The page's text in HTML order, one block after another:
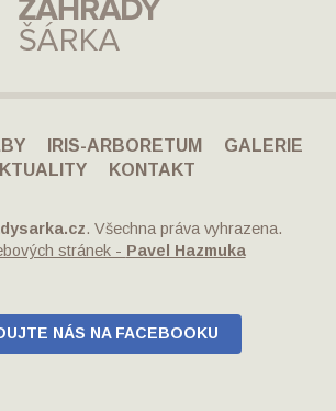
IRIS-ARBORETUM
GALERIE
KONTAKT
. Všechna práva vyhrazena.
stránek - Pavel Hazmuka
NÁS NA FACEBOOKU